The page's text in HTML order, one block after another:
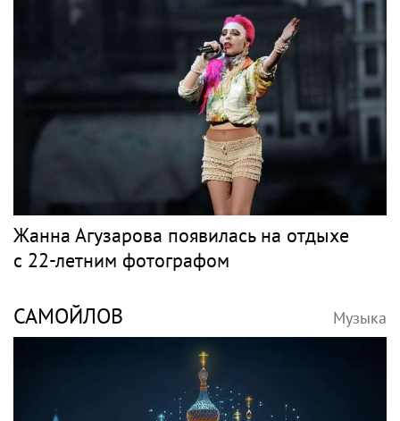
Жанна Агузарова появилась на отдыхе
с 22-летним фотографом
САМОЙЛОВ Музыка